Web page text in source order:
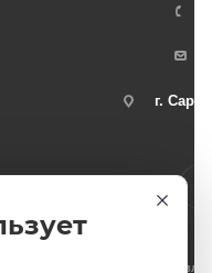
г.
товаров ВелоСаратов. Не